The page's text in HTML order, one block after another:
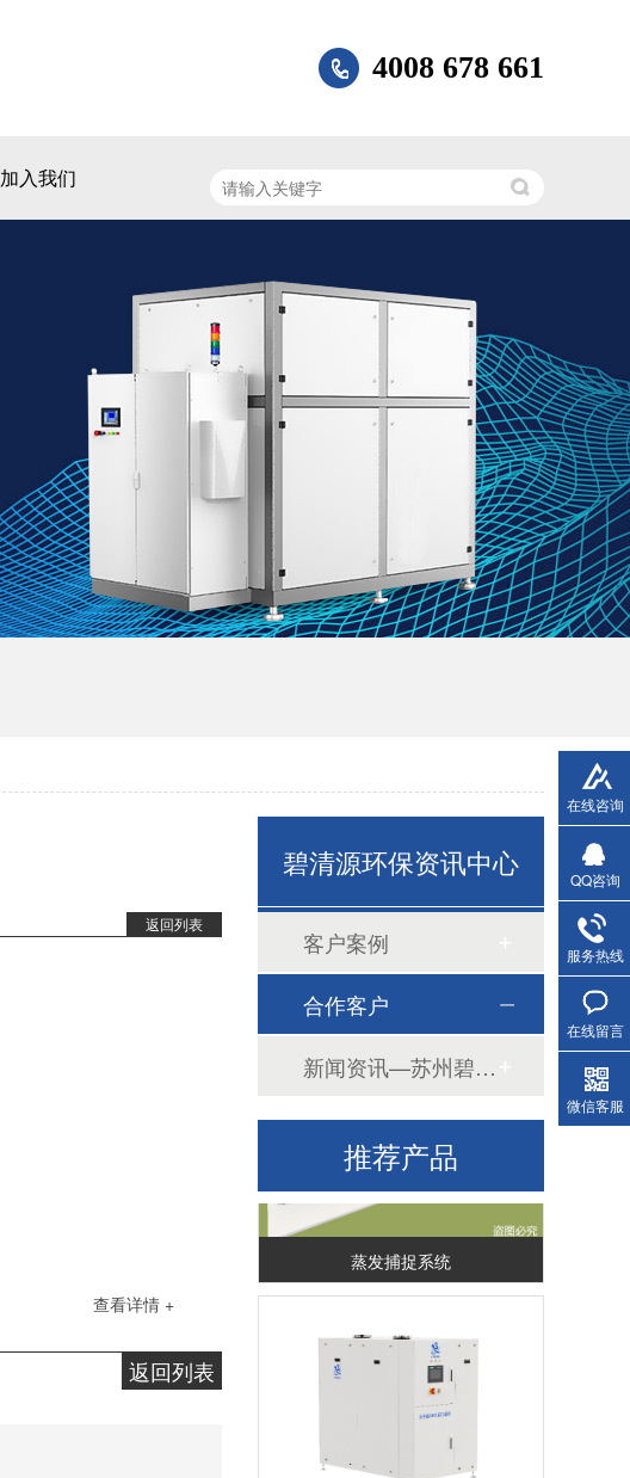
4008 678 661
加入我们
返回列表
查看详情 +
返回列表
碧清源环保资讯中心
客户案例
合作客户
新闻资讯—苏州碧清源环保技术有限公司
推荐产品
蒸发捕捉系统
在线咨询
QQ咨询
服务热线
在线留言
微信客服